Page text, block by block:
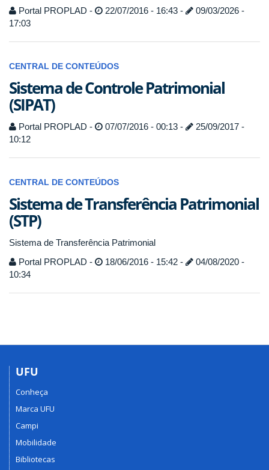
Portal PROPLAD -
22/07/2016 - 16:43 -
09/03/2026 -
17:03
CENTRAL DE CONTEÚDOS
Sistema de Controle Patrimonial
(SIPAT)
Portal PROPLAD - 07/07/2016 - 00:13 -
25/09/2017 -
10:12
CENTRAL DE CONTEÚDOS
Sistema de Transferência Patrimonial
(STP)
Sistema de Transferência Patrimonial
Portal PROPLAD -
18/06/2016 - 15:42 -
04/08/2020 -
10:34
UFU
Conheça
Marca UFU
Campi
Mobilidade
Bibliotecas